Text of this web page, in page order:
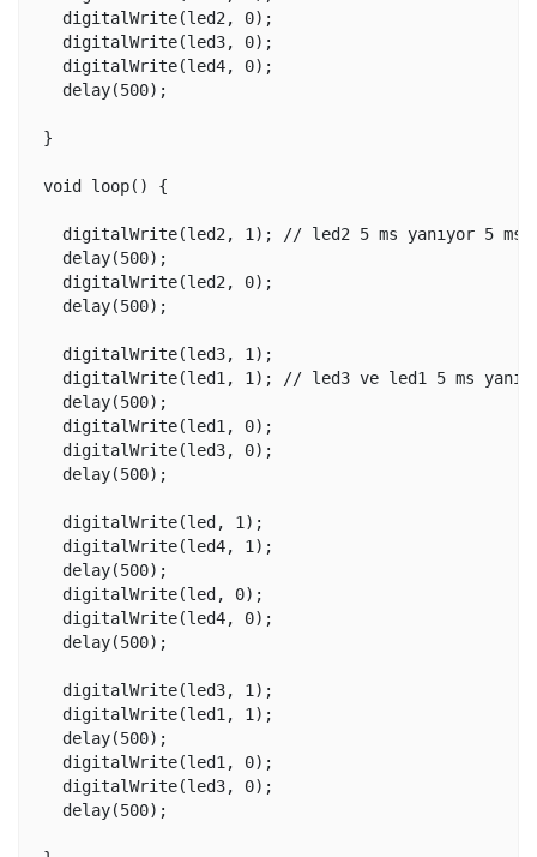
  digitalWrite(led2, 0);
  digitalWrite(led3, 0);
  digitalWrite(led4, 0);
  delay(500);
}
void loop() {
digitalWrite(led2, 1); // led2 5 ms yanıyor 5 ms
  delay(500);
  digitalWrite(led2, 0);
  delay(500);
  digitalWrite(led3, 1);
digitalWrite(led1, 1); // led3 ve led1 5 ms
  delay(500);
  digitalWrite(led1, 0);
  digitalWrite(led3, 0);
  delay(500);
  digitalWrite(led, 1);
  digitalWrite(led4, 1);
  delay(500);
  digitalWrite(led, 0);
  digitalWrite(led4, 0);
  delay(500);
  digitalWrite(led3, 1);
  digitalWrite(led1, 1);
  delay(500);
  digitalWrite(led1, 0);
  digitalWrite(led3, 0);
  delay(500);